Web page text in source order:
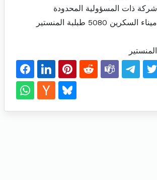
شركة ذات المسؤولية المحدودة
ميناء السكرين 5080 طبلبة المنستير
المنستير